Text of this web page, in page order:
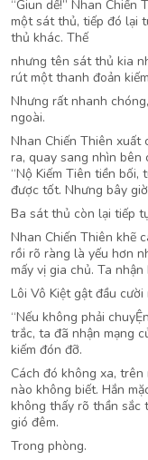
“Giun dế!” Nhan
một sát thủ, tiếp đó lại
thủ khác. Thế
nhưng tên sát thủ kia
rút một thanh đoản
Nhưng rất nhanh
ngoài.
Nhan Chiến Thiên
ra, quay sang nhìn bên
“Nộ Kiếm Tiên tiền
được tốt. Nhưng bây
Ba sát thủ còn lại tiếp
Nhan Chiến Thiên khẽ
rồi rõ ràng là yếu hơn
mấy vị gia chủ. Ta
Lôi Vô Kiệt gật đầu cười
“Nếu không phải
trắc, ta đã nhận mạng
kiếm đón đỡ.
Cách đó không xa,
nào không biết. Hắn
không thấy rõ thần
gió đêm.
Trong phòng.